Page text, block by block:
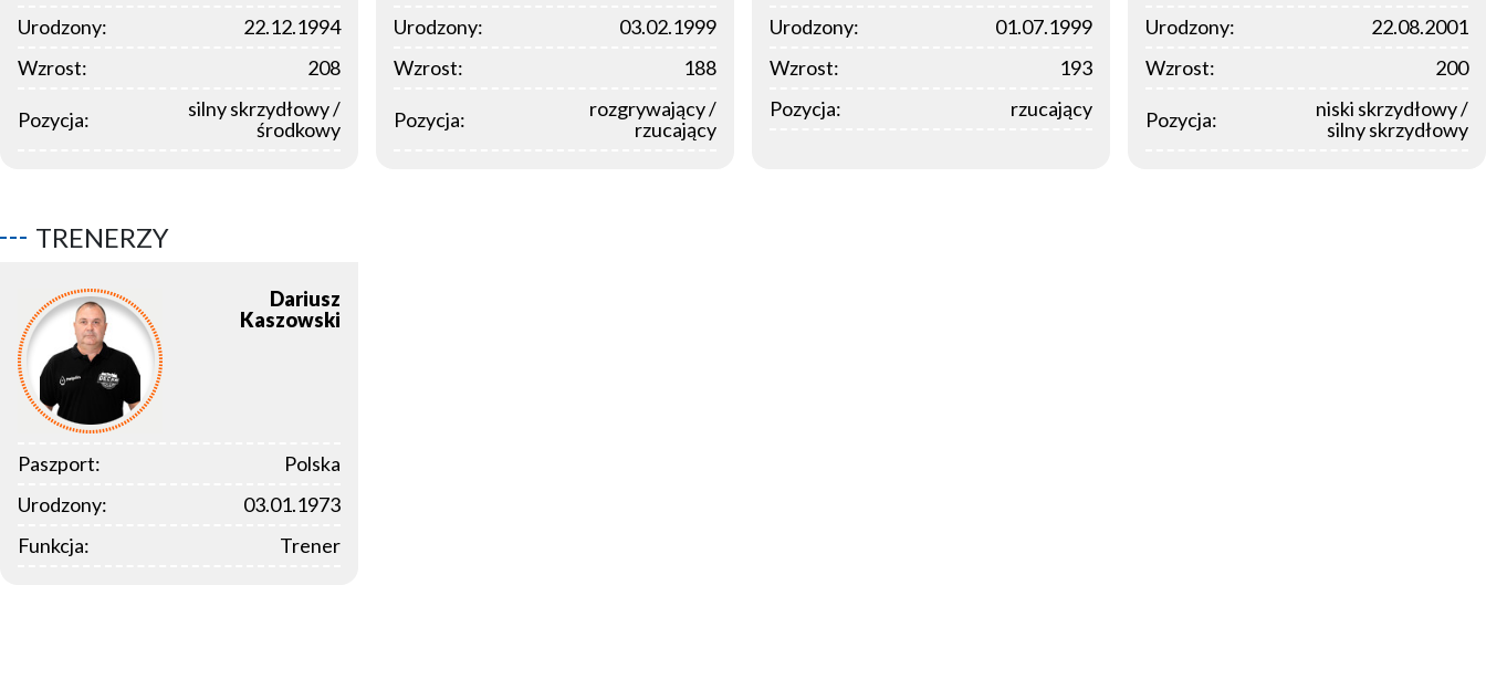
Urodzony:
22.12.1994
Wzrost:
208
Pozycja:
silny skrzydłowy /
środkowy
Urodzony:
03.02.1999
Wzrost:
188
Pozycja:
rozgrywający /
rzucający
Urodzony:
01.07.1999
Wzrost:
193
Pozycja:
rzucający
Urodzony:
22.08.2001
Wzrost:
200
Pozycja:
niski skrzydłowy /
silny skrzydłowy
TRENERZY
Dariusz
Kaszowski
Paszport:
Polska
Urodzony:
03.01.1973
Funkcja:
Trener